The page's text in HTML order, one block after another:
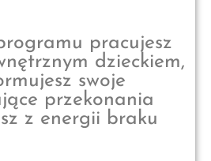
pracujesz
dzieckiem,
swoje
przekonania
z energii braku